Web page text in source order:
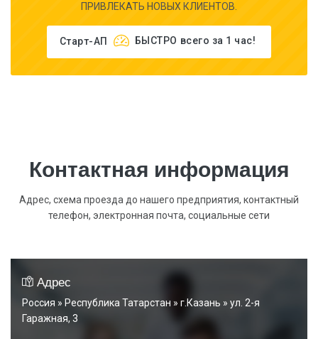
ПРИВЛЕКАТЬ НОВЫХ КЛИЕНТОВ.
Старт-АП БЫСТРО всего за 1 час!
Контактная информация
Адрес, схема проезда до нашего предприятия, контактный
телефон, электронная почта, социальные сети
Адрес
Россия » Республика Татарстан » г.Казань » ул. 2-я
Гаражная, 3